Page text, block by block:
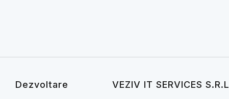
Dezvoltare VEZIV IT SERVICES S.R.L